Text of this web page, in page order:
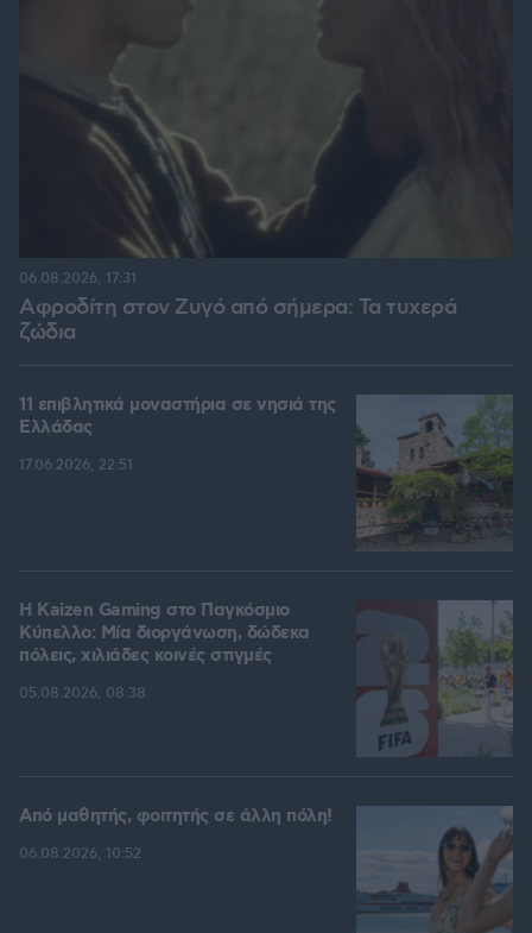
Αφροδίτη στον Ζυγό από σήμερα: Τα τυχερά
ζώδια
06.08.2026, 17:31
11 επιβλητικά μοναστήρια σε νησιά της
Ελλάδας
17.06.2026, 22:51
H Kaizen Gaming στο Παγκόσμιο
Kύπελλο: Μία διοργάνωση, δώδεκα
πόλεις, χιλιάδες κοινές στιγμές
05.08.2026, 08:38
Από μαθητής, φοιτητής σε άλλη πόλη!
06.08.2026, 10:52